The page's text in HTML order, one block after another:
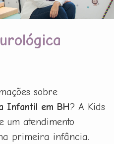
sobre
Infantil em BH? A Kids
um atendimento
primeira infância.